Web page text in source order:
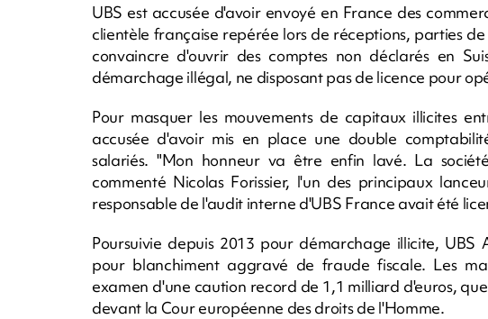
UBS est accusée d'avoir envoyé en France des
clientèle française repérée lors de réceptions, parties
convaincre d'ouvrir des comptes non déclarés en
démarchage illégal, ne disposant pas de licence pour
Pour masquer les mouvements de capitaux illicites
accusée d'avoir mis en place une double
salariés. "Mon honneur va être enfin lavé. La
commenté Nicolas Forissier, l'un des principaux
responsable de l'audit interne d'UBS France avait été
Poursuivie depuis 2013 pour démarchage illicite,
pour blanchiment aggravé de fraude fiscale. Les
examen d'une caution record de 1,1 milliard d'euros,
devant la Cour européenne des droits de l'Homme.